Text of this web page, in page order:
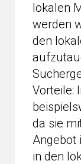
lokalen
werden
den
Vorteile:
da sie
Angebot
in den